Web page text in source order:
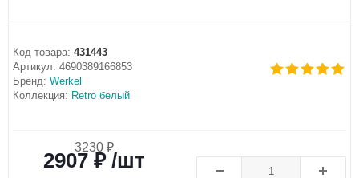
Код товара: 431443
Артикул: 4690389166853
Бренд: Werkel
Коллекция: Retro белый
3230 ₽
2907 ₽ /шт